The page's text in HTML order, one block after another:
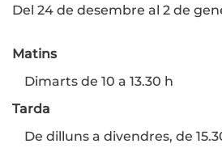
Del 24 de desembre al 2 de
Matins
Dimarts de 10 a 13.30 h
Tarda
De dilluns a divendres, de